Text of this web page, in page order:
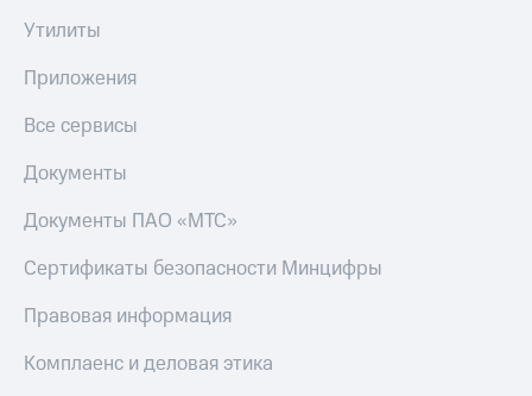
Утилиты
Приложения
Все сервисы
Документы
Документы ПАО «МТС»
Сертификаты безопасности Минцифры
Правовая информация
Комплаенс и деловая этика